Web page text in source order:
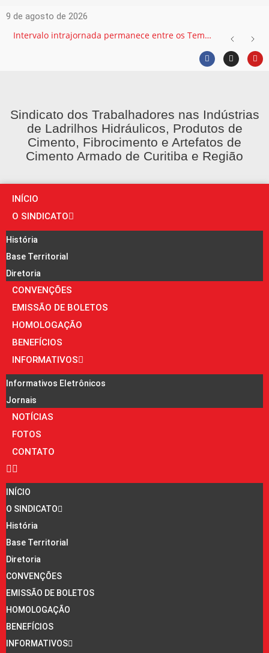
9 de agosto de 2026
Intervalo intrajornada permanece entre os Temas mais recorrentes na Justiça do Trabalho e exige atenção das empresas
Sindicato dos Trabalhadores nas Indústrias
de Ladrilhos Hidráulicos, Produtos de
Cimento, Fibrocimento e Artefatos de
Cimento Armado de Curitiba e Região
INÍCIO
O SINDICATO
História
Base Territorial
Diretoria
CONVENÇÕES
EMISSÃO DE BOLETOS
HOMOLOGAÇÃO
BENEFÍCIOS
INFORMATIVOS
Informativos Eletrônicos
Jornais
NOTÍCIAS
FOTOS
CONTATO
INÍCIO
O SINDICATO
História
Base Territorial
Diretoria
CONVENÇÕES
EMISSÃO DE BOLETOS
HOMOLOGAÇÃO
BENEFÍCIOS
INFORMATIVOS